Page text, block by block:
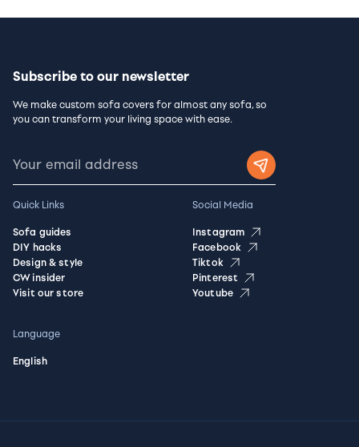
Subscribe to our newsletter
We make custom sofa covers for almost any sofa, so
you can transform your living space with ease.
Quick Links
Sofa guides
DIY hacks
Design & style
CW insider
Visit our store
Social Media
Instagram
Facebook
Tiktok
Pinterest
Youtube
Language
English